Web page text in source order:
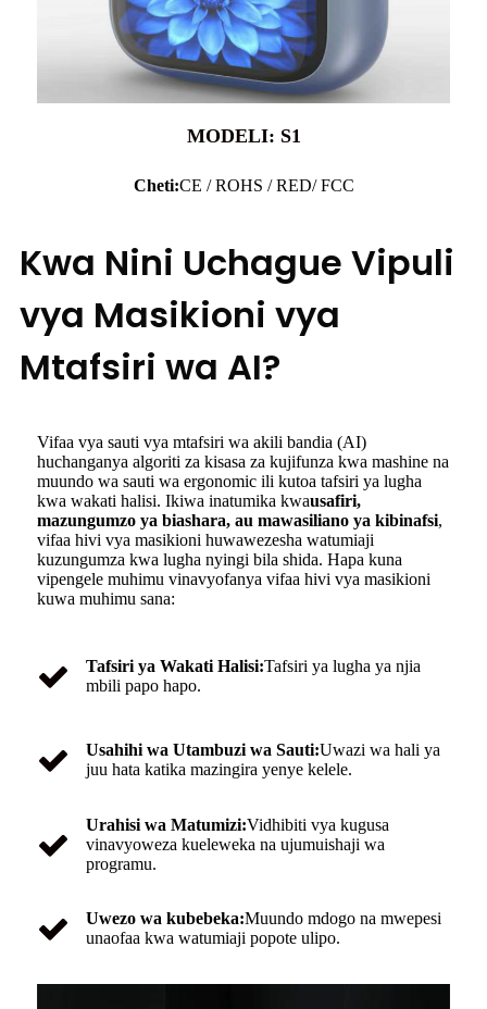
MODELI: S1
Cheti:CE / ROHS / RED/ FCC
Kwa Nini Uchague Vipuli
vya Masikioni vya
Mtafsiri wa AI?
Vifaa vya sauti vya mtafsiri wa akili bandia (AI)
huchanganya algoriti za kisasa za kujifunza kwa mashine na
muundo wa sauti wa ergonomic ili kutoa tafsiri ya lugha
kwa wakati halisi. Ikiwa inatumika kwausafiri,
mazungumzo ya biashara, au mawasiliano ya kibinafsi,
vifaa hivi vya masikioni huwawezesha watumiaji
kuzungumza kwa lugha nyingi bila shida. Hapa kuna
vipengele muhimu vinavyofanya vifaa hivi vya masikioni
kuwa muhimu sana:
Tafsiri ya Wakati Halisi:Tafsiri ya lugha ya njia
mbili papo hapo.
Usahihi wa Utambuzi wa Sauti:Uwazi wa hali ya
juu hata katika mazingira yenye kelele.
Urahisi wa Matumizi:Vidhibiti vya kugusa
vinavyoweza kueleweka na ujumuishaji wa
programu.
Uwezo wa kubebeka:Muundo mdogo na mwepesi
unaofaa kwa watumiaji popote ulipo.